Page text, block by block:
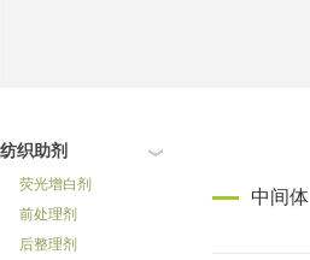
纺织助剂
荧光增白剂
前处理剂
后整理剂
中间体